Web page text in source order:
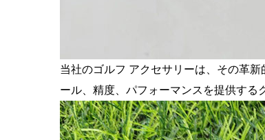
当社のゴルフ アクセサリーは、その革
ール、精度、パフォーマンスを提供する